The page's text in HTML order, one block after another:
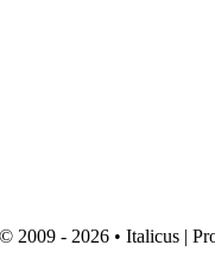
© 2009 - 2026 • Italicus |